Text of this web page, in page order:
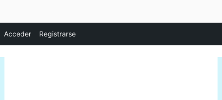
Acceder Registrarse